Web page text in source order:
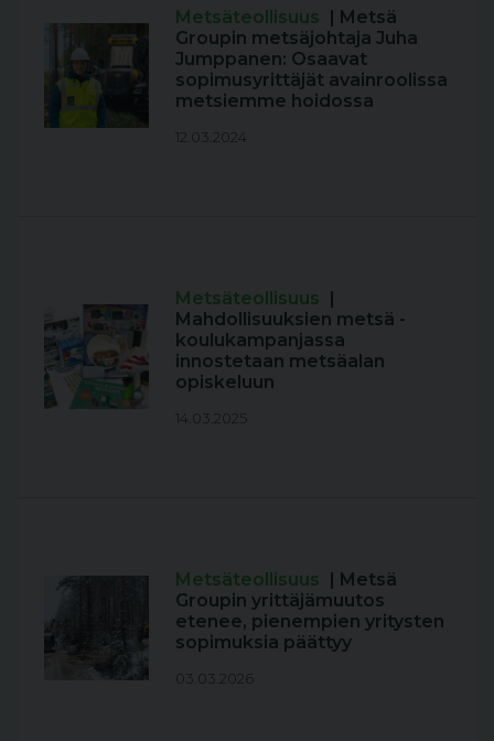
Metsäteollisuus | Metsä
Groupin metsäjohtaja Juha
Jumppanen: Osaavat
sopimusyrittäjät avainroolissa
metsiemme hoidossa
12.03.2024
Metsäteollisuus |
Mahdollisuuksien metsä -
koulukampanjassa
innostetaan metsäalan
opiskeluun
14.03.2025
Metsäteollisuus | Metsä
Groupin yrittäjämuutos
etenee, pienempien yritysten
sopimuksia päättyy
03.03.2026